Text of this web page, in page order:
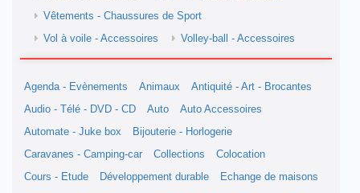
Vêtements - Chaussures de Sport
Vol à voile - Accessoires
Volley-ball - Accessoires
Agenda - Evènements Animaux
Antiquité - Art - Brocantes
Audio - Télé - DVD - CD
Auto
Auto Accessoires
Automate - Juke box
Bijouterie - Horlogerie
Caravanes - Camping-car
Collections
Colocation
Cours - Etude
Développement durable
Echange de maisons